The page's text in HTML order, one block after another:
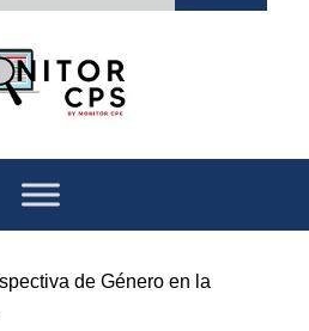
de Género en la